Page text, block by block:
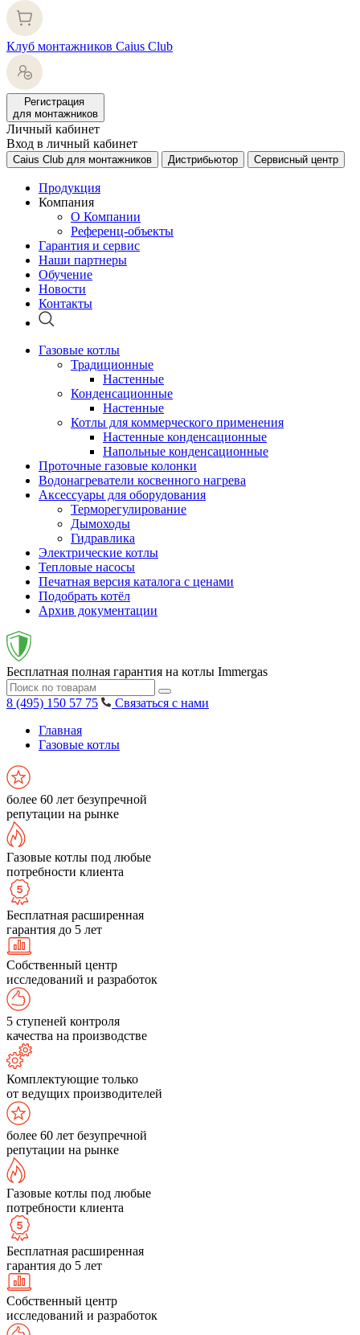
Клуб монтажников Caius Club
Регистрация
для монтажников
Личный кабинет
Вход в личный кабинет
Caius Club для монтажников Дистрибьютор Сервисный центр
Продукция
Компания
О Компании
Референц-объекты
Гарантия и сервис
Наши партнеры
Обучение
Новости
Контакты
Газовые котлы
Традиционные
Настенные
Конденсационные
Настенные
Котлы для коммерческого применения
Настенные конденсационные
Напольные конденсационные
Проточные газовые колонки
Водонагреватели косвенного нагрева
Аксессуары для оборудования
Терморегулирование
Дымоходы
Гидравлика
Электрические котлы
Тепловые насосы
Печатная версия каталога с ценами
Подобрать котёл
Архив документации
Бесплатная полная гарантия на котлы Immergas
8 (495) 150 57 75
Связаться с нами
Главная
Газовые котлы
более 60 лет безупречной
репутации на рынке
Газовые котлы под любые
потребности клиента
Бесплатная расширенная
гарантия до 5 лет
Собственный центр
исследований и разработок
5 ступеней контроля
качества на производстве
Комплектующие только
от ведущих производителей
более 60 лет безупречной
репутации на рынке
Газовые котлы под любые
потребности клиента
Бесплатная расширенная
гарантия до 5 лет
Собственный центр
исследований и разработок